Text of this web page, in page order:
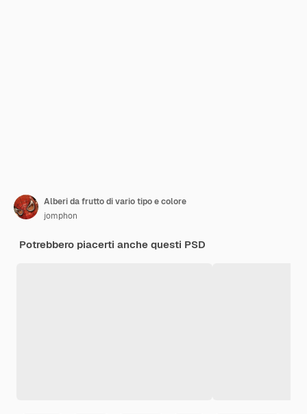
Alberi da frutto di vario tipo e colore
jomphon
Potrebbero piacerti anche questi PSD